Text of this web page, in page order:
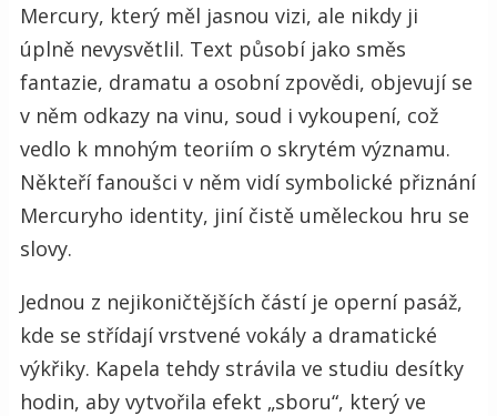
Mercury, který měl jasnou vizi, ale nikdy ji
úplně nevysvětlil. Text působí jako směs
fantazie, dramatu a osobní zpovědi, objevují se
v něm odkazy na vinu, soud i vykoupení, což
vedlo k mnohým teoriím o skrytém významu.
Někteří fanoušci v něm vidí symbolické přiznání
Mercuryho identity, jiní čistě uměleckou hru se
slovy.
Jednou z nejikoničtějších částí je operní pasáž,
kde se střídají vrstvené vokály a dramatické
výkřiky. Kapela tehdy strávila ve studiu desítky
hodin, aby vytvořila efekt „sboru“, který ve